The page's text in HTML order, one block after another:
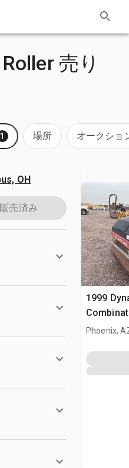
売り
1 場所 オークショ
OH
販売済み
1999
Phoenix,